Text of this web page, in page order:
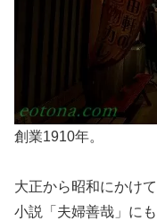
創業1910年。
大正から昭和にかけ
小説「夫婦善哉」に